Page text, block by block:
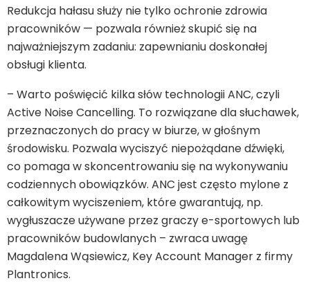
Redukcja hałasu służy nie tylko ochronie zdrowia
pracowników — pozwala również skupić się na
najważniejszym zadaniu: zapewnianiu doskonałej
obsługi klienta.
– Warto poświęcić kilka słów technologii ANC, czyli
Active Noise Cancelling. To rozwiązane dla słuchawek,
przeznaczonych do pracy w biurze, w głośnym
środowisku. Pozwala wyciszyć niepożądane dźwięki,
co pomaga w skoncentrowaniu się na wykonywaniu
codziennych obowiązków. ANC jest często mylone z
całkowitym wyciszeniem, które gwarantują, np.
wygłuszacze używane przez graczy e-sportowych lub
pracowników budowlanych – zwraca uwagę
Magdalena Wąsiewicz, Key Account Manager z firmy
Plantronics.